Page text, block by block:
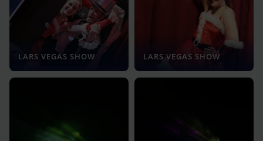
LARS VEGAS SHOW LARS VEGAS SHOW